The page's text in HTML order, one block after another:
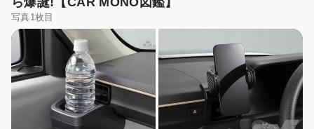
写真1枚目